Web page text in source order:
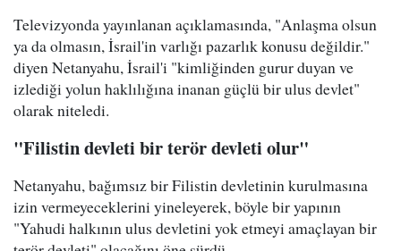
Televizyonda yayınlanan açıklamasında, "Anlaşma olsun
ya da olmasın, İsrail'in varlığı pazarlık konusu değildir."
diyen Netanyahu, İsrail'i "kimliğinden gurur duyan ve
izlediği yolun haklılığına inanan güçlü bir ulus devlet"
olarak niteledi.
"Filistin devleti bir terör devleti olur"
Netanyahu, bağımsız bir Filistin devletinin kurulmasına
izin vermeyeceklerini yineleyerek, böyle bir yapının
"Yahudi halkının ulus devletini yok etmeyi amaçlayan bir